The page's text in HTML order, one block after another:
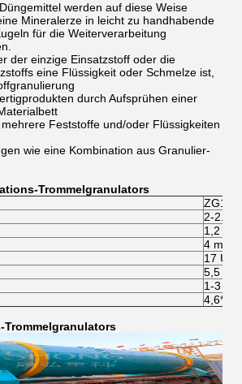
werden auf diese Weise
Mineralerze in leicht zu handhabende
für die Weiterverarbeitung
der einzige Einsatzstoff oder die
eine Flüssigkeit oder Schmelze ist,
durch Aufsprühen einer
Feststoffe und/oder Flüssigkeiten
wie eine Kombination aus Granulier-
Trommelgranulators
2-2.5°
1,2 m
4 m
17 U/
5,5 kW
1-3 t/h